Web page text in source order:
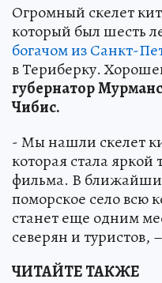
Огромный скелет
который был шесть
богачом из Санкт-
в Териберку.
губернатор
Чибис.
- Мы нашли скелет
которая стала яркой
фильма. В
поморское село всю
станет еще одним
северян и туристов,
ЧИТАЙТЕ ТАКЖЕ